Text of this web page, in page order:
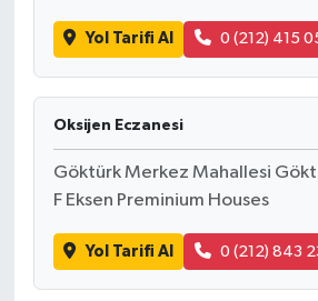
Yol Tarifi Al 0 (212) 415
Oksijen Eczanesi
Göktürk Merkez Mahallesi
F Eksen Preminium Houses
Yol Tarifi Al 0 (212) 843